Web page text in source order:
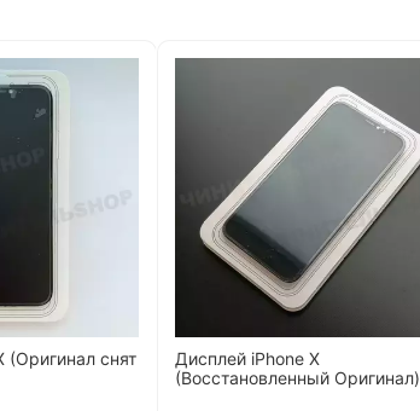
(Оригинал снят
Дисплей iPhone X
(Восстановленный Оригинал)